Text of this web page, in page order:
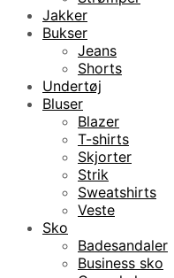
Jakker
Bukser
Jeans
Shorts
Undertøj
Bluser
Blazer
T-shirts
Skjorter
Strik
Sweatshirts
Veste
Sko
Badesandaler
Business sko